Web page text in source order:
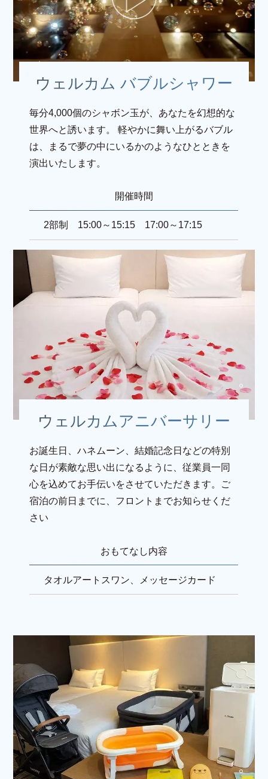
ウェルカム バブルシャワー
毎分4,000個のシャボン玉が、あなたを幻想的な
世界へと誘います。
軽やかに舞い上がるバブル
は、まるで夢の中にいるかのようなひとときを
演出いたします。
開催時間
2部制 15:00～15:15 17:00～17:15
ウェルカムアニバーサリー
お誕生日、ハネムーン、結婚記念日などの特別
な日が素敵な思い出になるように、従業員一同
心を込めてお手伝いをさせていただきます。ご
宿泊の前日までに、フロントまでお知らせくだ
さい
おもてなし内容
タオルアートスワン、メッセージカード